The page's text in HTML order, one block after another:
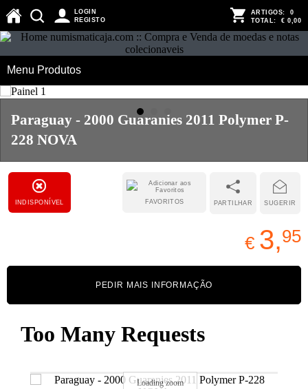
LOGIN
REGISTO
ARTIGOS: 0
TOTAL: € 0,00
Menu Produtos
Paraguay - 2000 Guaranies 2011 Polymer P-
228 NOVA
INDISPONÍVEL SUGERIR
PARTILHAR
FAVORITOS
€ 3,95
PEDIR MAIS INFORMAÇÃO
Loading zoom